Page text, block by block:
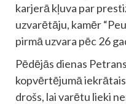
karjerā kļuva par
uzvarētāju, kamēr
pirmā uzvara pēc 26
Pēdējās dienas
kopvērtējumā
drošs, lai varētu lieki